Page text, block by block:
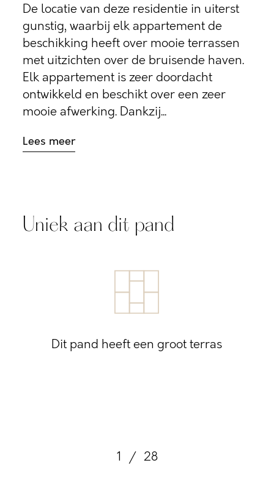
De locatie van deze residentie in uiterst
gunstig, waarbij elk appartement de
beschikking heeft over mooie terrassen
met uitzichten over de bruisende haven.
Elk appartement is zeer doordacht
ontwikkeld en beschikt over een zeer
mooie afwerking. Dankzij...
Lees meer
Uniek aan dit pand
Dit pand heeft een groot terras
1 / 28